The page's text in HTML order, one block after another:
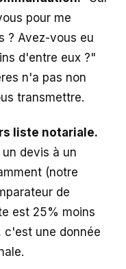
pour me
? Avez-vous eu
d'entre eux ?"
n'a pas non
transmettre.
liste notariale.
devis à un
(notre
de
est 25% moins
c'est une donnée